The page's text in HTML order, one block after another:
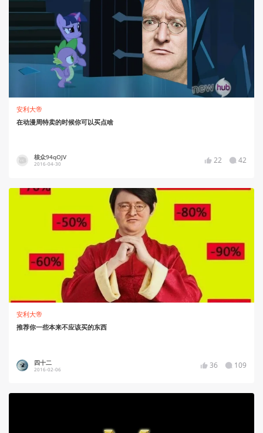
安利大帝
在动漫周特卖的时候你可以买点啥
核众94qOJV
2016-04-30 22 42
安利大帝
推荐你一些本来不应该买的东西
四十二
2016-02-06 36 109